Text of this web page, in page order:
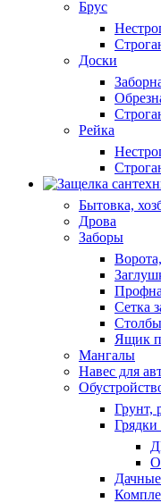
Брус
Доски
Рейка
Бытовка,
Дрова
Заборы
Сетка
Ящик
Мангалы
Навес для
Грунт,